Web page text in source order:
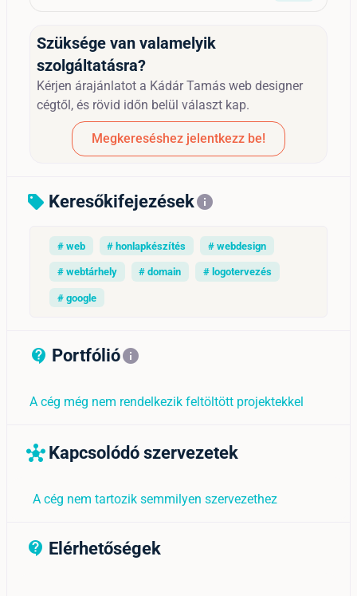
Szüksége van valamelyik
szolgáltatásra?
Kérjen árajánlatot a Kádár Tamás web designer
cégtől, és rövid időn belül választ kap.
Megkereséshez jelentkezz be!
sell Keresőkifejezésekinfo
# web # honlapkészítés # webdesign
# webtárhely # domain # logotervezés
# google
contact_support_outline
Portfólióinfo
A cég még nem rendelkezik feltöltött projektekkel
hub Kapcsolódó szervezetek
A cég nem tartozik semmilyen szervezethez
contact_support_outline
Elérhetőségek